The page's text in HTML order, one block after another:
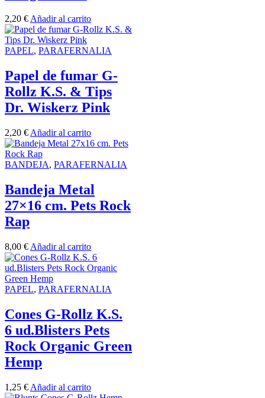
2,20 € Añadir al carrito
PAPEL, PARAFERNALIA
Papel de fumar G-
Rollz K.S. & Tips
Dr. Wiskerz Pink
2,20 € Añadir al carrito
BANDEJA, PARAFERNALIA
Bandeja Metal
27×16 cm. Pets Rock
Rap
8,00 € Añadir al carrito
PAPEL, PARAFERNALIA
Cones G-Rollz K.S.
6 ud.Blisters Pets
Rock Organic Green
Hemp
1,25 € Añadir al carrito